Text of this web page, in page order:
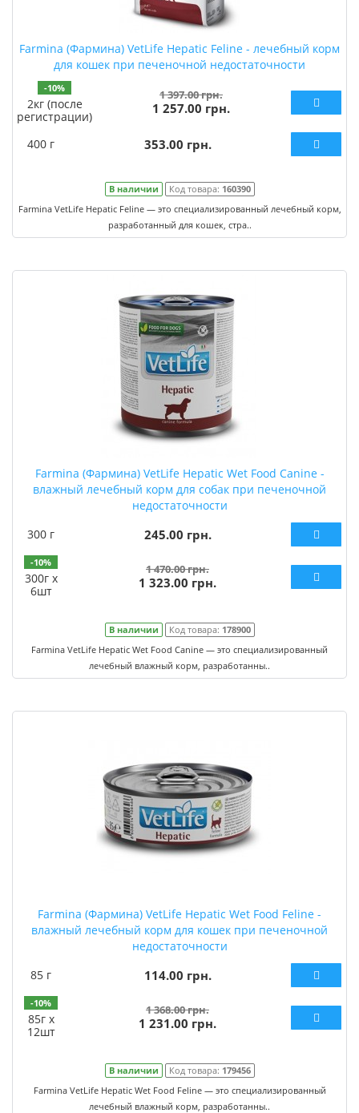
Farmina (Фармина) VetLife Hepatic Feline - лечебный корм
для кошек при печеночной недостаточности
-10%
2кг (после
регистрации)
1 397.00 грн.
1 257.00 грн.
400 г 353.00 грн.
В наличии Код товара: 160390
Farmina VetLife Hepatic Feline — это специализированный лечебный корм,
разработанный для кошек, стра..
Farmina (Фармина) VetLife Hepatic Wet Food Canine -
влажный лечебный корм для собак при печеночной
недостаточности
300 г
245.00 грн.
-10%
300г х
6шт
1 470.00 грн.
1 323.00 грн.
В наличии Код товара: 178900
Farmina VetLife Hepatic Wet Food Canine — это специализированный
лечебный влажный корм, разработанны..
Farmina (Фармина) VetLife Hepatic Wet Food Feline -
влажный лечебный корм для кошек при печеночной
недостаточности
85 г
114.00 грн.
-10%
85г х
12шт
1 368.00 грн.
1 231.00 грн.
В наличии Код товара: 179456
Farmina VetLife Hepatic Wet Food Feline — это специализированный
лечебный влажный корм, разработанны..